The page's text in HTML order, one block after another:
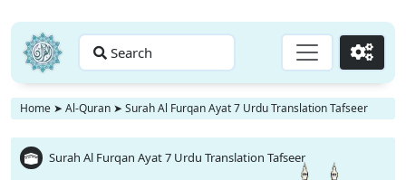
Search Go
Home ➤ Al-Quran ➤ Surah Al Furqan Ayat 7 Urdu Translation Tafseer
Surah Al Furqan Ayat 7 Urdu Translation Tafseer